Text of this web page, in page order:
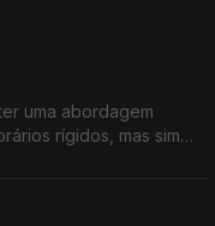
uma abordagem
rígidos, mas sim